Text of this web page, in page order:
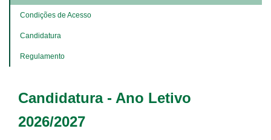
Candidatura - Ano Letivo
2026/2027
Condições de Acesso
Candidatura
Regulamento